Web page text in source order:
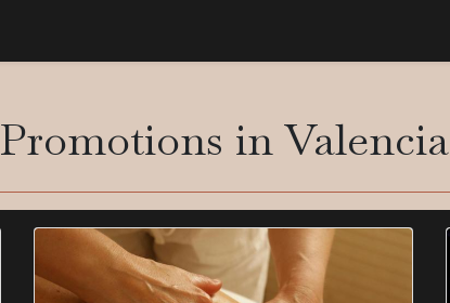
Promotions in Valencia